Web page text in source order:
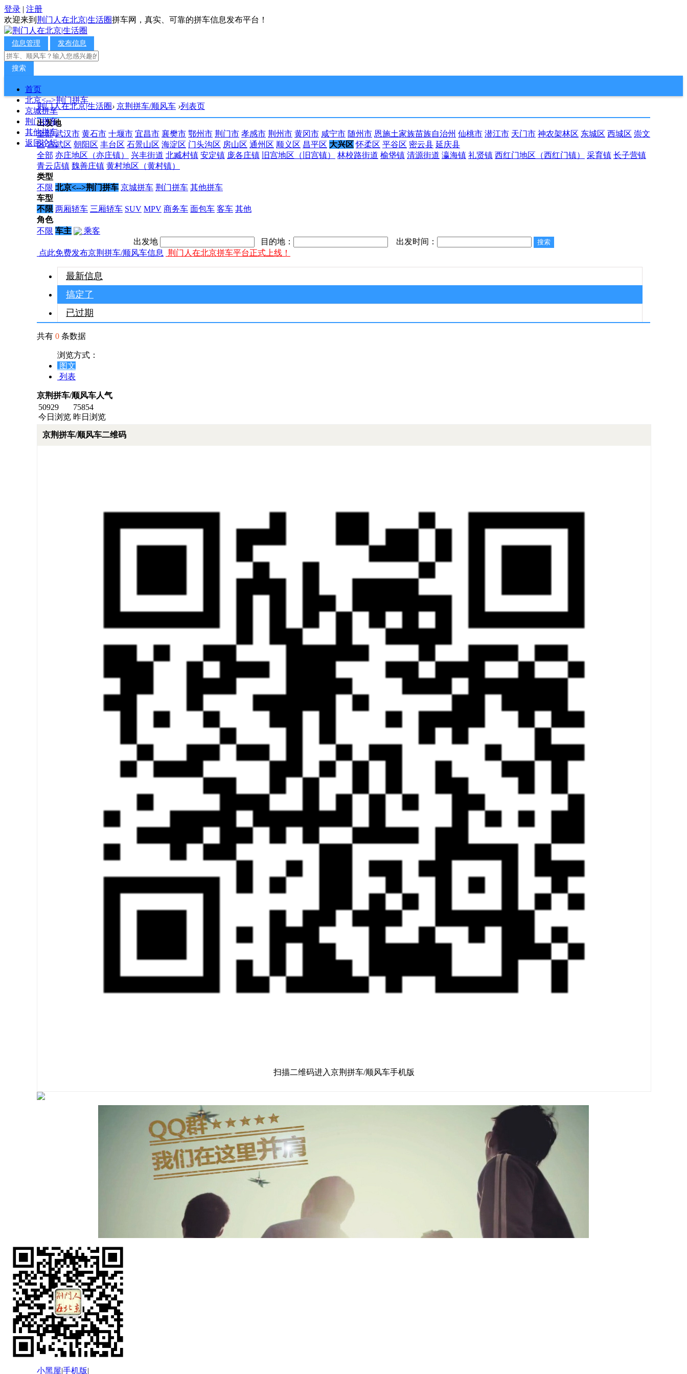
登录 | 注册
欢迎来到 荆门人在北京|生活圈拼车网，真实、可靠的拼车信息发布平台！
信息管理 发布信息
搜索
首页
北京<-->荆门拼车
京城拼车
荆门拼车
其他拼车
返回论坛
荆门人在北京|生活圈› 京荆拼车/顺风车 ›列表页
出发地
全部 武汉市 黄石市 十堰市 宜昌市 襄樊市 鄂州市 荆门市 孝感市 荆州市 黄冈市 咸宁市 随州市 恩施土家族苗族自治州 仙桃市 潜江市 天门市 神农架林区 东城区 西城区 崇文
区 宣武区 朝阳区 丰台区 石景山区 海淀区 门头沟区 房山区 通州区 顺义区 昌平区 大兴区 怀柔区 平谷区 密云县 延庆县
全部 亦庄地区（亦庄镇） 兴丰街道 北臧村镇 安定镇 庞各庄镇 旧宫地区（旧宫镇） 林校路街道 榆垡镇 清源街道 瀛海镇 礼贤镇 西红门地区（西红门镇） 采育镇 长子营镇
青云店镇 魏善庄镇 黄村地区（黄村镇）
类型
不限 北京<-->荆门拼车 京城拼车 荆门拼车 其他拼车
车型
不限 两厢轿车 三厢轿车 SUV MPV 商务车 面包车 客车 其他
角色
不限 车主
乘客
出发地
目的地：
出发时间：
点此免费发布京荆拼车/顺风车信息 荆门人在北京拼车平台正式上线！
最新信息
搞定了
已过期
共有 0 条数据
浏览方式：
图文
列表
京荆拼车/顺风车人气
50929
今日浏览
75854
昨日浏览
京荆拼车/顺风车二维码
扫描二维码进入京荆拼车/顺风车手机版
小黑屋|手机版|